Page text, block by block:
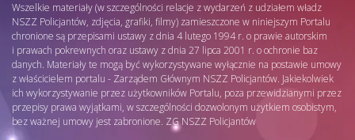
Wszelkie materiały (w szczególności relacje z wydarzeń z udziałem władz
NSZZ Policjantów, zdjęcia, grafiki, filmy) zamieszczone w niniejszym Portalu
chronione są przepisami ustawy z dnia 4 lutego 1994 r. o prawie autorskim
i prawach pokrewnych oraz ustawy z dnia 27 lipca 2001 r. o ochronie baz
danych. Materiały te mogą być wykorzystywane wyłącznie na postawie umowy
z właścicielem portalu - Zarządem Głównym NSZZ Policjantów. Jakiekolwiek
ich wykorzystywanie przez użytkowników Portalu, poza przewidzianymi przez
przepisy prawa wyjątkami, w szczególności dozwolonym użytkiem osobistym,
bez ważnej umowy jest zabronione. ZG NSZZ Policjantów